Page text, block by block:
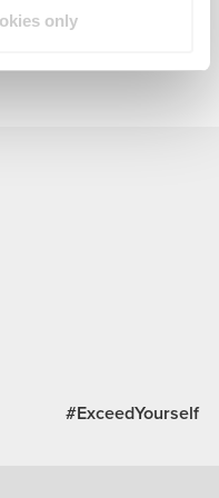
only
#ExceedYourself